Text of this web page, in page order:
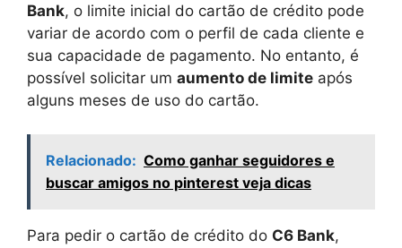
Bank, o limite inicial do cartão de crédito pode
variar de acordo com o perfil de cada cliente e
sua capacidade de pagamento. No entanto, é
possível solicitar um aumento de limite após
alguns meses de uso do cartão.
Relacionado: Como ganhar seguidores e
buscar amigos no pinterest veja dicas
Para pedir o cartão de crédito do C6 Bank,